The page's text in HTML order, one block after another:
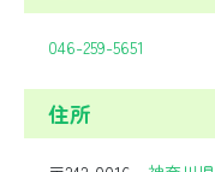
046-259-5651
住所